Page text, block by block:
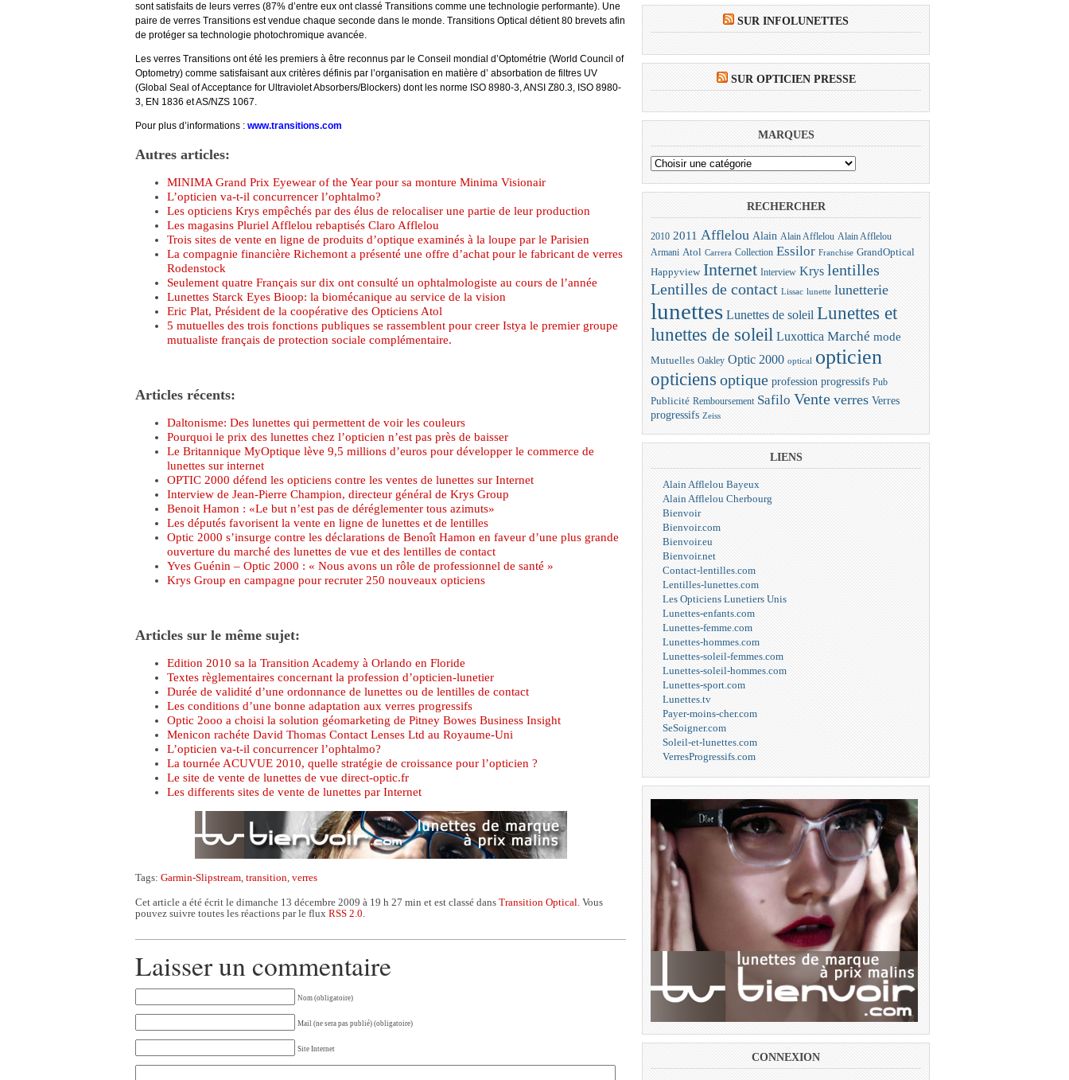
sont satisfaits de leurs verres (87% d’entre eux ont classé Transitions comme une technologie performante). Une
paire de verres Transitions est vendue chaque seconde dans le monde. Transitions Optical détient 80 brevets afin
de protéger sa technologie photochromique avancée.
Les verres Transitions ont été les premiers à être reconnus par le Conseil mondial d’Optométrie (World Council of
Optometry) comme satisfaisant aux critères définis par l’organisation en matière d’ absorbation de filtres UV
(Global Seal of Acceptance for Ultraviolet Absorbers/Blockers) dont les norme ISO 8980-3, ANSI Z80.3, ISO 8980-
3, EN 1836 et AS/NZS 1067.
Pour plus d’informations : www.transitions.com
Autres articles:
MINIMA Grand Prix Eyewear of the Year pour sa monture Minima Visionair
L’opticien va-t-il concurrencer l’ophtalmo?
Les opticiens Krys empêchés par des élus de relocaliser une partie de leur production
Les magasins Pluriel Afflelou rebaptisés Claro Afflelou
Trois sites de vente en ligne de produits d’optique examinés à la loupe par le Parisien
La compagnie financière Richemont a présenté une offre d’achat pour le fabricant de verres
Rodenstock
Seulement quatre Français sur dix ont consulté un ophtalmologiste au cours de l’année
Lunettes Starck Eyes Bioop: la biomécanique au service de la vision
Eric Plat, Président de la coopérative des Opticiens Atol
5 mutuelles des trois fonctions publiques se rassemblent pour creer Istya le premier groupe
mutualiste français de protection sociale complémentaire.
Articles récents:
Daltonisme: Des lunettes qui permettent de voir les couleurs
Pourquoi le prix des lunettes chez l’opticien n’est pas près de baisser
Le Britannique MyOptique lève 9,5 millions d’euros pour développer le commerce de
lunettes sur internet
OPTIC 2000 défend les opticiens contre les ventes de lunettes sur Internet
Interview de Jean-Pierre Champion, directeur général de Krys Group
Benoit Hamon : «Le but n’est pas de déréglementer tous azimuts»
Les députés favorisent la vente en ligne de lunettes et de lentilles
Optic 2000 s’insurge contre les déclarations de Benoît Hamon en faveur d’une plus grande
ouverture du marché des lunettes de vue et des lentilles de contact
Yves Guénin – Optic 2000 : « Nous avons un rôle de professionnel de santé »
Krys Group en campagne pour recruter 250 nouveaux opticiens
Articles sur le même sujet:
Edition 2010 sa la Transition Academy à Orlando en Floride
Textes règlementaires concernant la profession d’opticien-lunetier
Durée de validité d’une ordonnance de lunettes ou de lentilles de contact
Les conditions d’une bonne adaptation aux verres progressifs
Optic 2ooo a choisi la solution géomarketing de Pitney Bowes Business Insight
Menicon rachéte David Thomas Contact Lenses Ltd au Royaume-Uni
L’opticien va-t-il concurrencer l’ophtalmo?
La tournée ACUVUE 2010, quelle stratégie de croissance pour l’opticien ?
Le site de vente de lunettes de vue direct-optic.fr
Les differents sites de vente de lunettes par Internet
Tags: Garmin-Slipstream, transition, verres
Cet article a été écrit le dimanche 13 décembre 2009 à 19 h 27 min et est classé dans Transition Optical. Vous
pouvez suivre toutes les réactions par le flux RSS 2.0.
Laisser un commentaire
Nom (obligatoire)
Mail (ne sera pas publié) (obligatoire)
Site Internet
SUR INFOLUNETTES
SUR OPTICIEN PRESSE
MARQUES
RECHERCHER
2010 2011 Afflelou Alain Alain Afflelou Alain Afflelou
Armani Atol Carrera Collection Essilor Franchise GrandOptical
Happyview Internet Interview Krys lentilles
Lentilles de contact Lissac lunette lunetterie
lunettes Lunettes de soleil Lunettes et
lunettes de soleil Luxottica Marché mode
Mutuelles Oakley Optic 2000 optical opticien
opticiensoptique profession progressifs Pub
Publicité Remboursement Safilo Vente verres Verres
progressifs Zeiss
LIENS
Alain Afflelou Bayeux
Alain Afflelou Cherbourg
Bienvoir
Bienvoir.com
Bienvoir.eu
Bienvoir.net
Contact-lentilles.com
Lentilles-lunettes.com
Les Opticiens Lunetiers Unis
Lunettes-enfants.com
Lunettes-femme.com
Lunettes-hommes.com
Lunettes-soleil-femmes.com
Lunettes-soleil-hommes.com
Lunettes-sport.com
Lunettes.tv
Payer-moins-cher.com
SeSoigner.com
Soleil-et-lunettes.com
VerresProgressifs.com
CONNEXION